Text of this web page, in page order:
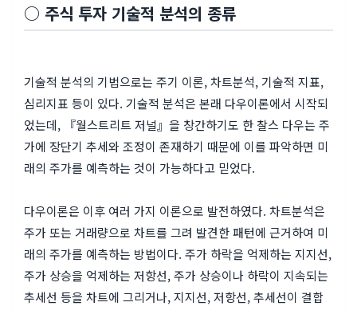
○ 주식 투자 기술적 분석의 종류
기술적 분석의 기법으로는 주기 이론, 차트분석, 기술적 지표,
심리지표 등이 있다. 기술적 분석은 본래 다우이론에서 시작되
었는데, 『월스트리트 저널』을 창간하기도 한 찰스 다우는 주
가에 장단기 추세와 조정이 존재하기 때문에 이를 파악하면 미
래의 주가를 예측하는 것이 가능하다고 믿었다.
다우이론은 이후 여러 가지 이론으로 발전하였다. 차트분석은
주가 또는 거래량으로 차트를 그려 발견한 패턴에 근거하여 미
래의 주가를 예측하는 방법이다. 주가 하락을 억제하는 지지선,
주가 상승을 억제하는 저항선, 주가 상승이나 하락이 지속되는
추세선 등을 차트에 그리거나, 지지선, 저항선, 추세선이 결합